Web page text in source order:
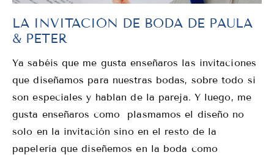
LA INVITACIÓN DE BODA DE PAULA
& PETER
Ya sabéis que me gusta enseñaros las invitaciones
que diseñamos para nuestras bodas, sobre todo si
son especiales y hablan de la pareja. Y luego, me
gusta enseñaros como plasmamos el diseño no
solo en la invitación sino en el resto de la
papelería que diseñemos en la boda como